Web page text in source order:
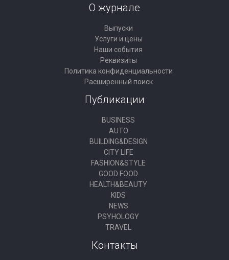
О журнале
Выпуски
Услуги и цены
Наши события
Реквизиты
Политика конфиденциальности
Расширенный поиск
Публикации
BUSINESS
AUTO
BUILDING&DESIGN
CITY LIFE
FASHION&STYLE
GOOD FOOD
HEALTH&BEAUTY
KIDS
NEWS
PSYHOLOGY
TRAVEL
Контакты